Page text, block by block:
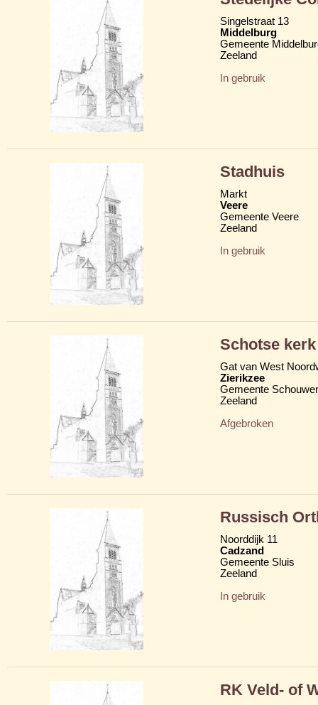
Singelstraat 13
Middelburg
Gemeente
Zeeland
In gebruik
Stadhuis
Markt
Veere
Gemeente Veere
Zeeland
In gebruik
Schotse kerk
Gat van West
Zierikzee
Gemeente
Zeeland
Afgebroken
Russisch
Noorddijk 11
Cadzand
Gemeente Sluis
Zeeland
In gebruik
RK Veld- of